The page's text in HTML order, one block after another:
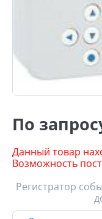
По
Данный товар
Возможность
Регистратор